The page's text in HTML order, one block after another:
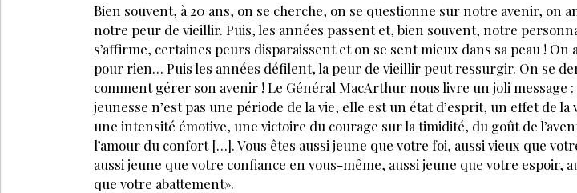
Bien souvent, à 20 ans, on se cherche, on se questionne sur notre avenir, on
notre peur de vieillir. Puis, les années passent et, bien souvent, notre
s’affirme, certaines peurs disparaissent et on se sent mieux dans sa peau ! On
pour rien… Puis les années défilent, la peur de vieillir peut ressurgir. On se
comment gérer son avenir ! Le Général MacArthur nous livre un joli message :
jeunesse n’est pas une période de la vie, elle est un état d’esprit, un effet de la
une intensité émotive, une victoire du courage sur la timidité, du goût de
l’amour du confort […]. Vous êtes aussi jeune que votre foi, aussi vieux que
aussi jeune que votre confiance en vous-même, aussi jeune que votre espoir,
que votre abattement».